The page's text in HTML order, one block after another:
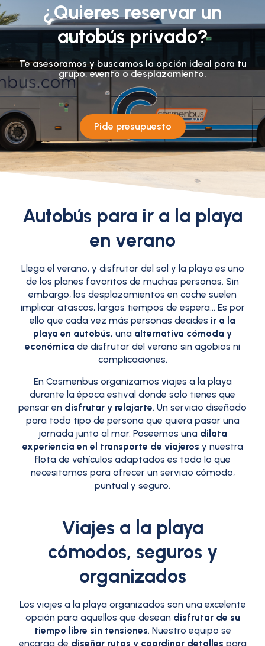
¿Quieres reservar un
autobús privado?
Te asesoramos y buscamos la opción ideal para tu
grupo, evento o desplazamiento.
Pide presupuesto
Autobús para ir a la playa
en verano
Llega el verano, y disfrutar del sol y la playa es uno
de los planes favoritos de muchas personas. Sin
embargo, los desplazamientos en coche suelen
implicar atascos, largos tiempos de espera… Es por
ello que cada vez más personas decides ir a la
playa en autobús, una alternativa cómoda y
económica de disfrutar del verano sin agobios ni
complicaciones.
En Cosmenbus organizamos viajes a la playa
durante la época estival donde solo tienes que
pensar en disfrutar y relajarte. Un servicio diseñado
para todo tipo de persona que quiera pasar una
jornada junto al mar. Poseemos una dilata
experiencia en el transporte de viajeros y nuestra
flota de vehículos adaptados es todo lo que
necesitamos para ofrecer un servicio cómodo,
puntual y seguro.
Viajes a la playa
cómodos, seguros y
organizados
Los viajes a la playa organizados son una excelente
opción para aquellos que desean disfrutar de su
tiempo libre sin tensiones. Nuestro equipo se
encarga de diseñar rutas y coordinar detalles para